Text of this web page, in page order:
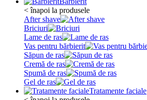
< înapoi la produsele
After shave
Briciuri
Lame de ras
Vas pentru bărbierit
Săpun de ras
Cremă de ras
Spumă de ras
Gel de ras
Tratamente faciale